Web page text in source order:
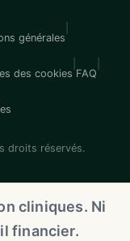
générales
des cookies FAQ
droits réservés.
cliniques. Ni
financier.